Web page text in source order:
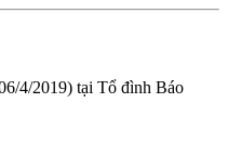
4/2019) tại Tổ đình Báo